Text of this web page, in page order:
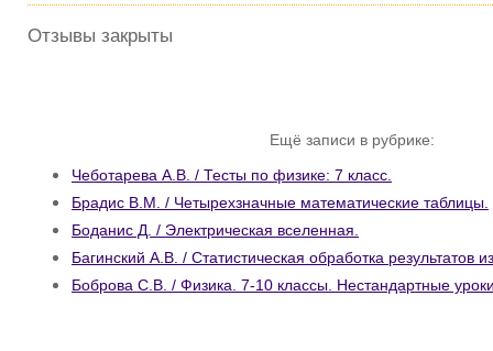
Отзывы закрыты
Ещё записи в рубрике:
Чеботарева А.В. / Тесты по физике: 7 класс.
Брадис В.М. / Четырехзначные математические таблицы.
Боданис Д. / Электрическая вселенная.
Багинский А.В. / Статистическая обработка результатов
Боброва С.В. / Физика. 7-10 классы. Нестандартные